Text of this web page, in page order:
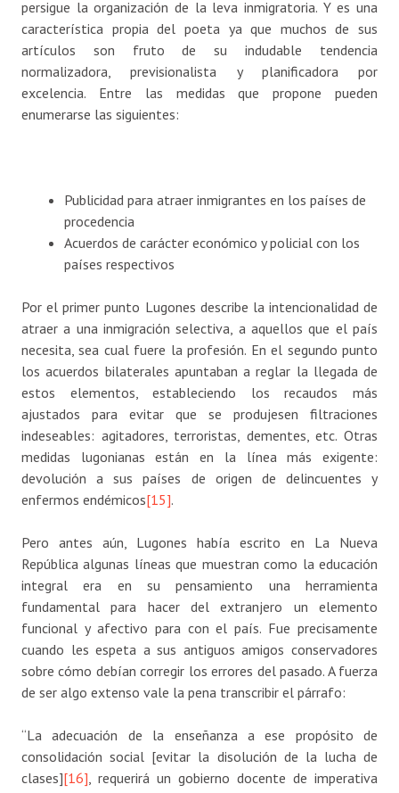
persigue la organización de la leva inmigratoria. Y es una
característica propia del poeta ya que muchos de sus
artículos son fruto de su indudable tendencia
normalizadora, previsionalista y planificadora por
excelencia. Entre las medidas que propone pueden
enumerarse las siguientes:
Publicidad para atraer inmigrantes en los países de
procedencia
Acuerdos de carácter económico y policial con los
países respectivos
Por el primer punto Lugones describe la intencionalidad de
atraer a una inmigración selectiva, a aquellos que el país
necesita, sea cual fuere la profesión. En el segundo punto
los acuerdos bilaterales apuntaban a reglar la llegada de
estos elementos, estableciendo los recaudos más
ajustados para evitar que se produjesen filtraciones
indeseables: agitadores, terroristas, dementes, etc. Otras
medidas lugonianas están en la línea más exigente:
devolución a sus países de origen de delincuentes y
enfermos endémicos[15].
Pero antes aún, Lugones había escrito en La Nueva
República algunas líneas que muestran como la educación
integral era en su pensamiento una herramienta
fundamental para hacer del extranjero un elemento
funcional y afectivo para con el país. Fue precisamente
cuando les espeta a sus antiguos amigos conservadores
sobre cómo debían corregir los errores del pasado. A fuerza
de ser algo extenso vale la pena transcribir el párrafo:
“La adecuación de la enseñanza a ese propósito de
consolidación social [evitar la disolución de la lucha de
clases][16] , requerirá un gobierno docente de imperativa